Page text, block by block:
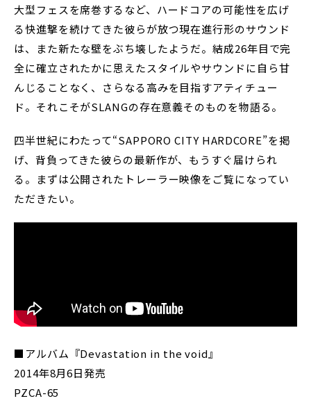
大型フェスを席巻するなど、ハードコアの可能性を広げ
る快進撃を続けてきた彼らが放つ現在進行形のサウンド
は、また新たな壁をぶち壊したようだ。結成26年目で完
全に確立されたかに思えたスタイルやサウンドに自ら甘
んじることなく、さらなる高みを目指すアティチュー
ド。それこそがSLANGの存在意義そのものを物語る。
四半世紀にわたって“SAPPORO CITY HARDCORE”を掲
げ、背負ってきた彼らの最新作が、もうすぐ届けられ
る。まずは公開されたトレーラー映像をご覧になってい
ただきたい。
■アルバム『Devastation in the void』
2014年8月6日発売
PZCA-65